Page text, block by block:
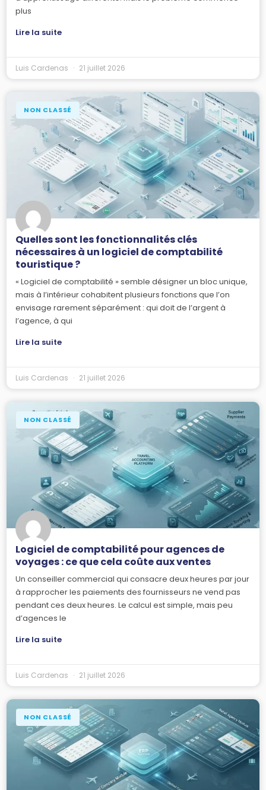
plus
Lire la suite
Luis Cardenas 21 juillet 2026
NON CLASSÉ
Quelles sont les fonctionnalités clés
nécessaires à un logiciel de comptabilité
touristique ?
« Logiciel de comptabilité » semble désigner un bloc unique,
mais à l’intérieur cohabitent plusieurs fonctions que l’on
envisage rarement séparément : qui doit de l’argent à
l’agence, à qui
Lire la suite
Luis Cardenas 21 juillet 2026
NON CLASSÉ
Logiciel de comptabilité pour agences de
voyages : ce que cela coûte aux ventes
Un conseiller commercial qui consacre deux heures par jour
à rapprocher les paiements des fournisseurs ne vend pas
pendant ces deux heures. Le calcul est simple, mais peu
d’agences le
Lire la suite
Luis Cardenas 21 juillet 2026
NON CLASSÉ